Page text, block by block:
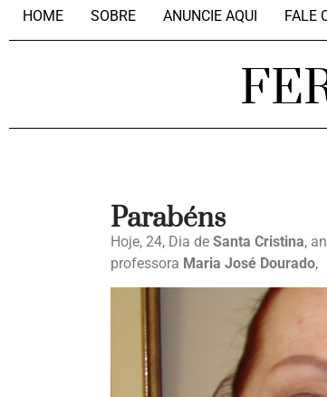
HOME SOBRE ANUNCIE AQUI FALE
Parabéns
Hoje, 24, Dia de Santa Cristina,
professora Maria José Dourado,